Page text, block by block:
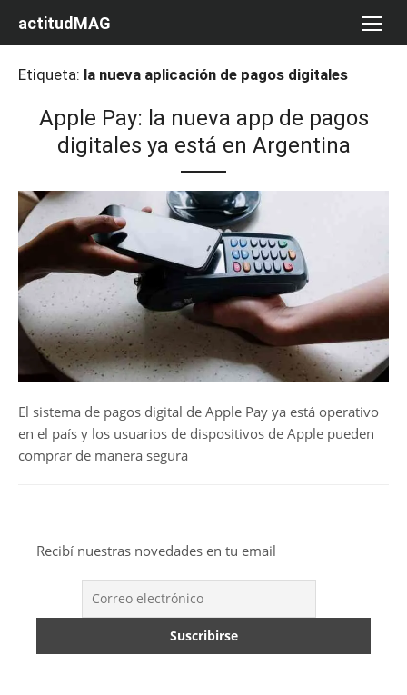
actitudMAG
Etiqueta: la nueva aplicación de pagos digitales
Apple Pay: la nueva app de pagos
digitales ya está en Argentina
El sistema de pagos digital de Apple Pay ya está operativo
en el país y los usuarios de dispositivos de Apple pueden
comprar de manera segura
Recibí nuestras novedades en tu email